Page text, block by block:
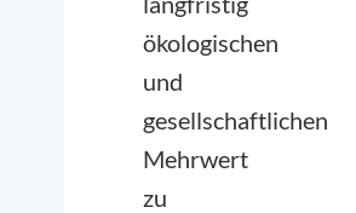
ökologischen
und
gesellschaftlichen
Mehrwert
zu